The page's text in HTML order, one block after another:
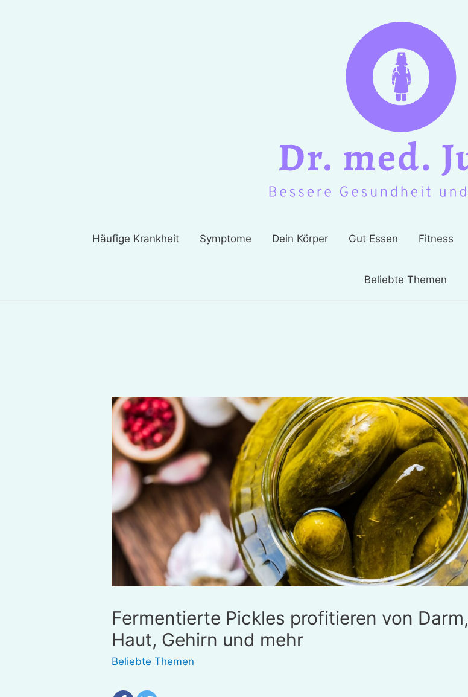
Häufige Krankheit Symptome Dein Körper Gut Essen Fitness
Beliebte Themen
Fermentierte Pickles profitieren von Darm,
Haut, Gehirn und mehr
Beliebte Themen